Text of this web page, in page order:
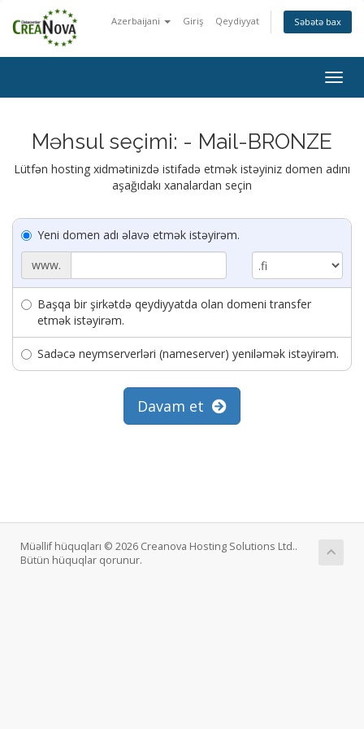
Azerbaijani Giriş Qeydiyyat Səbətə bax
Məhsul seçimi: - Mail-BRONZE
Lütfən hosting xidmətinizdə istifadə etmək istəyiniz domen adını
aşağıdakı xanalardan seçin
Yeni domen adı əlavə etmək istəyirəm.
www.
Başqa bir şirkətdə qeydiyyatda olan domeni transfer
etmək istəyirəm.
Sadəcə neymserverləri (nameserver) yeniləmək istəyirəm.
Davam et
Müəllif hüquqları © 2026 Creanova Hosting Solutions Ltd..
Bütün hüquqlar qorunur.